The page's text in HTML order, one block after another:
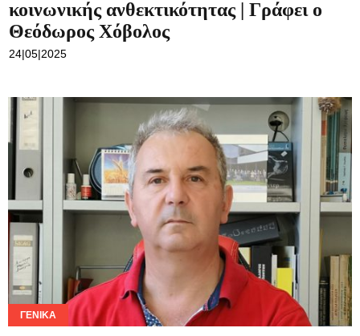
κοινωνικής ανθεκτικότητας | Γράφει ο
Θεόδωρος Χόβολος
24|05|2025
ΓΕΝΙΚΆ